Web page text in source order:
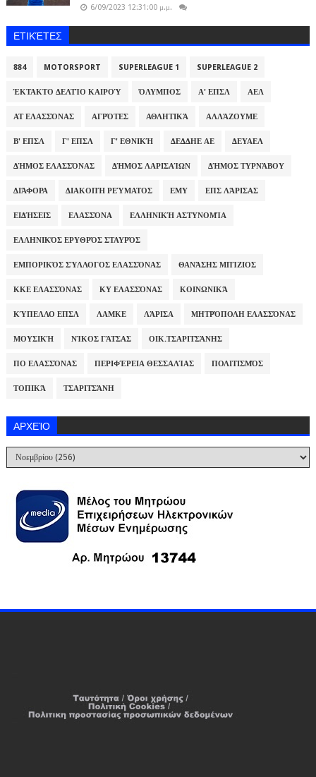
6/09/2023 12:31:00 μ.μ.
ΕΤΙΚΈΤΕΣ
884 MOTORSPORT SUPERLEAGUE 1 SUPERLEAGUE 2
ΈΚΤΑΚΤΟ ΔΕΛΤΊΟ ΚΑΙΡΟΎ ΌΛΥΜΠΟΣ Α' ΕΠΣΛ ΑΕΛ
ΑΤ ΕΛΑΣΣΌΝΑΣ ΑΓΡΌΤΕΣ ΑΘΛΗΤΙΚΆ ΑΛΛΆΖΟΥΜΕ
Β' ΕΠΣΛ Γ' ΕΠΣΛ Γ' ΕΘΝΙΚΉ ΔΕΔΔΗΕ ΑΕ ΔΕΥΑΕΛ
ΔΉΜΟΣ ΕΛΑΣΣΌΝΑΣ ΔΉΜΟΣ ΛΑΡΙΣΑΊΩΝ ΔΉΜΟΣ ΤΥΡΝΆΒΟΥ
ΔΙΆΦΟΡΑ ΔΙΑΚΟΠΉ ΡΕΎΜΑΤΟΣ ΕΜΥ ΕΠΣ ΛΆΡΙΣΑΣ
ΕΙΔΉΣΕΙΣ ΕΛΑΣΣΌΝΑ ΕΛΛΗΝΙΚΉ ΑΣΤΥΝΟΜΊΑ
ΕΛΛΗΝΙΚΌΣ ΕΡΥΘΡΌΣ ΣΤΑΥΡΌΣ
ΕΜΠΟΡΙΚΌΣ ΣΎΛΛΟΓΟΣ ΕΛΑΣΣΌΝΑΣ ΘΑΝΆΣΗΣ ΜΠΊΖΙΟΣ
ΚΚΕ ΕΛΑΣΣΌΝΑΣ ΚΥ ΕΛΑΣΣΌΝΑΣ ΚΟΙΝΩΝΙΚΆ
ΚΎΠΕΛΛΟ ΕΠΣΛ ΛΑΜΚΕ ΛΆΡΙΣΑ ΜΗΤΡΌΠΟΛΗ ΕΛΑΣΣΌΝΑΣ
ΜΟΥΣΙΚΉ ΝΊΚΟΣ ΓΆΤΣΑΣ ΟΙΚ.ΤΣΑΡΙΤΣΆΝΗΣ
ΠΟ ΕΛΑΣΣΌΝΑΣ ΠΕΡΙΦΈΡΕΙΑ ΘΕΣΣΑΛΊΑΣ ΠΟΛΙΤΙΣΜΌΣ
ΤΟΠΙΚΆ ΤΣΑΡΙΤΣΆΝΗ
ΑΡΧΕΊΟ